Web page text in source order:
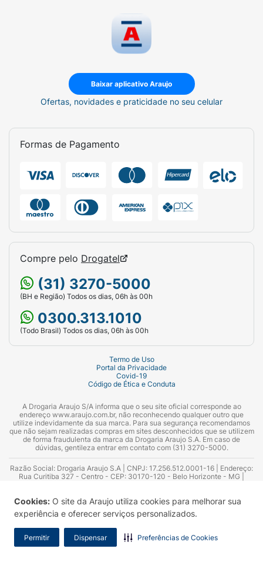
Cookies: O site da Araujo utiliza cookies para melhorar sua
experiência e oferecer serviços personalizados.
Permitir Dispensar Preferências de Cookies
Baixar aplicativo Araujo
Ofertas, novidades e praticidade no seu celular
Formas de Pagamento
Compre pelo Drogatel
(31) 3270-5000
(BH e Região) Todos os dias, 06h às 00h
0300.313.1010
(Todo Brasil) Todos os dias, 06h às 00h
Termo de Uso
Portal da Privacidade
Covid-19
Código de Ética e Conduta
A Drogaria Araujo S/A informa que o seu site oficial corresponde ao
endereço www.araujo.com.br, não reconhecendo qualquer outro que
utilize indevidamente da sua marca. Para sua segurança recomendamos
que não sejam realizadas compras em sites desconhecidos que se utilizem
de forma fraudulenta da marca da Drogaria Araujo S.A. Em caso de
dúvidas, gentileza entrar em contato com (31) 3270-5000.
Razão Social: Drogaria Araujo S.A | CNPJ: 17.256.512.0001-16 | Endereço:
Rua Curitiba 327 - Centro - CEP: 30170-120 - Belo Horizonte - MG |
Azevedo Guimarães – CRF 10.965 | Yasmin Silva Alvarenga – CRF 52.584 -
Consultor substituto: Thiago Aguiar Pinheiro - CRF Nº 13.748. Alvará
Sanitário: 2025020713 | Autorização de Funcionamento da Empresa (AFE):